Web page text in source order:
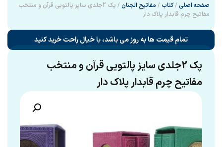
صفحه اصلی /کتاب / مفاتیح الجنان
/ پک 2جلدی سایز پالتویی قرآن و منتخب
مفاتیح چرم قابدار پلاک دار
تمام قیمت ها به روز می باشد، با خیال راحت خرید کنید
پک 2جلدی سایز پالتویی قرآن و منتخب
مفاتیح چرم قابدار پلاک دار